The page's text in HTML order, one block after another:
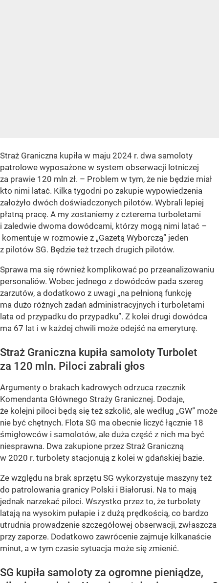
Straż Graniczna kupiła w maju 2024 r. dwa samoloty
patrolowe wyposażone w system obserwacji lotniczej
za prawie 120 mln zł. – Problem w tym, że nie będzie miał
kto nimi latać. Kilka tygodni po zakupie wypowiedzenia
założyło dwóch doświadczonych pilotów. Wybrali lepiej
płatną pracę. A my zostaniemy z czterema turboletami
i zaledwie dwoma dowódcami, którzy mogą nimi latać –
komentuje w rozmowie z „Gazetą Wyborczą” jeden
z pilotów SG. Będzie też trzech drugich pilotów.
Sprawa ma się również komplikować po przeanalizowaniu
personaliów. Wobec jednego z dowódców pada szereg
zarzutów, a dodatkowo z uwagi „na pełnioną funkcję
ma dużo różnych zadań administracyjnych i turboletami
lata od przypadku do przypadku”. Z kolei drugi dowódca
ma 67 lat i w każdej chwili może odejść na emeryturę.
Straż Graniczna kupiła samoloty Turbolet
za 120 mln. Piloci zabrali głos
Argumenty o brakach kadrowych odrzuca rzecznik
Komendanta Głównego Straży Granicznej. Dodaje,
że kolejni piloci będą się też szkolić, ale według „GW” może
nie być chętnych. Flota SG ma obecnie liczyć łącznie 18
śmigłowców i samolotów, ale duża część z nich ma być
niesprawna. Dwa zakupione przez Straż Graniczną
w 2020 r. turbolety stacjonują z kolei w gdańskiej bazie.
Ze względu na brak sprzętu SG wykorzystuje maszyny też
do patrolowania granicy Polski i Białorusi. Na to mają
jednak narzekać piloci. Wszystko przez to, że turbolety
latają na wysokim pułapie i z dużą prędkością, co bardzo
utrudnia prowadzenie szczegółowej obserwacji, zwłaszcza
przy zaporze. Dodatkowo zawrócenie zajmuje kilkanaście
minut, a w tym czasie sytuacja może się zmienić.
SG kupiła samoloty za ogromne pieniądze,